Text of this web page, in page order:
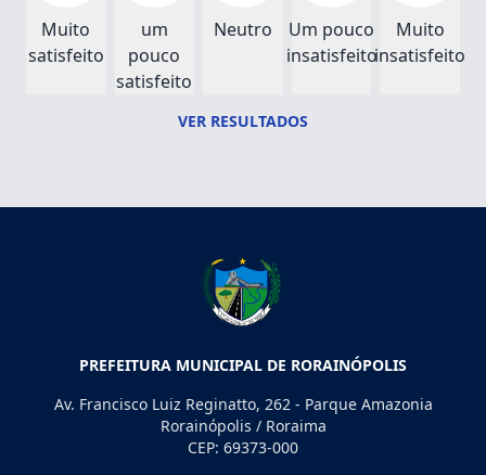
Muito
satisfeito
um
pouco
satisfeito
Neutro
Um pouco
insatisfeito
Muito
insatisfeito
VER RESULTADOS
PREFEITURA MUNICIPAL DE RORAINÓPOLIS
Av. Francisco Luiz Reginatto, 262 - Parque Amazonia
Rorainópolis / Roraima
CEP: 69373-000